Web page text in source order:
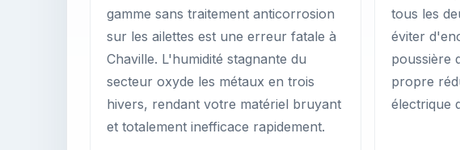
gamme sans traitement anticorrosion
sur les ailettes est une erreur fatale à
Chaville. L'humidité stagnante du
secteur oxyde les métaux en trois
hivers, rendant votre matériel bruyant
et totalement inefficace rapidement.
tous les
éviter
poussière
propre
électrique